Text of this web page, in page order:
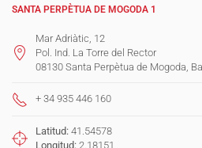
SANTA PERPÈTUA DE MOGODA 1
Mar Adriàtic, 12
Pol. Ind. La Torre del Rector
08130 Santa Perpètua de Mogoda,
+ 34 935 446 160
Latitud: 41.54578
Longitud: 2.18151